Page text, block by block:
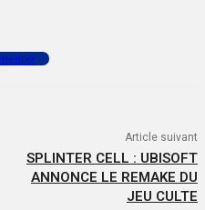
Article suivant
SPLINTER CELL : UBISOFT
ANNONCE LE REMAKE DU
JEU CULTE